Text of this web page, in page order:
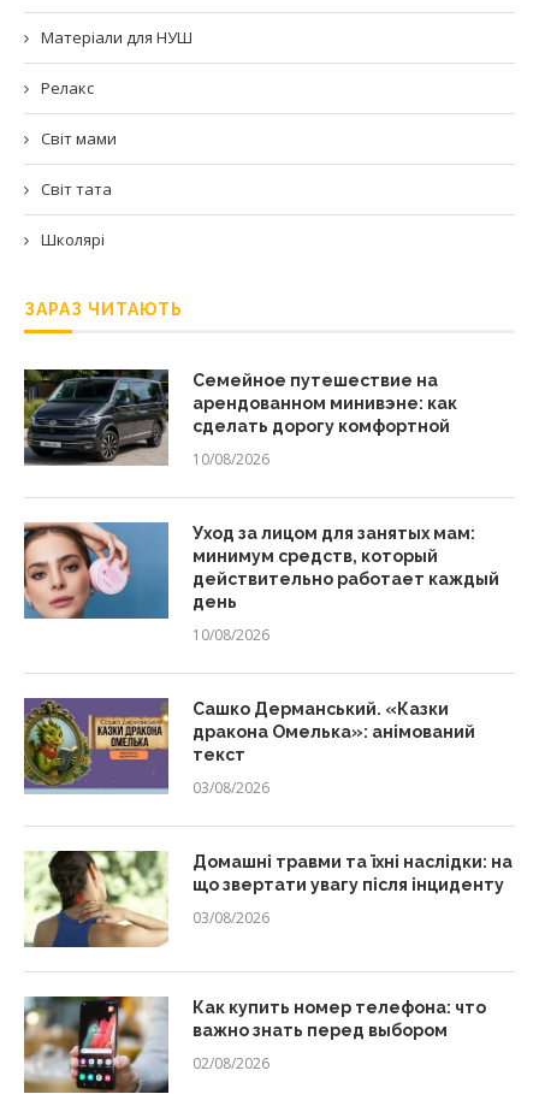
Матеріали для НУШ
Релакс
Світ мами
Світ тата
Школярі
ЗАРАЗ ЧИТАЮТЬ
Семейное путешествие на
арендованном минивэне: как
сделать дорогу комфортной
10/08/2026
Уход за лицом для занятых мам:
минимум средств, который
действительно работает каждый
день
10/08/2026
Сашко Дерманський. «Казки
дракона Омелька»: анімований
текст
03/08/2026
Домашні травми та їхні наслідки: на
що звертати увагу після інциденту
03/08/2026
Как купить номер телефона: что
важно знать перед выбором
02/08/2026